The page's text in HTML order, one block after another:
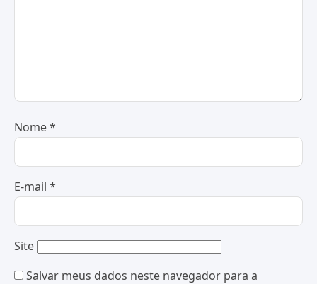
Nome*
E-mail *
Site
Salvar meus dados neste navegador para a